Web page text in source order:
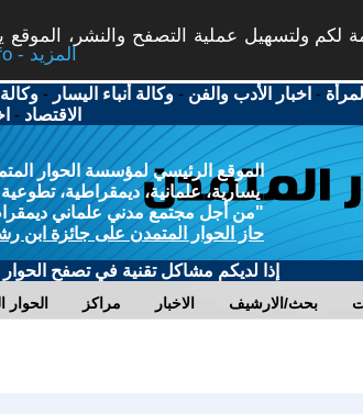
لكم ولتسهيل عملية التصفح والنشر،
More info - المزيد
- اخبار الأدب والفن -وكالة أنباء اليسار -وكالة
الاقتصاد -
الموقع الرئيسي لمؤسسة الحوار
يسارية، علمانية، ديمقراطية،
"من أجل مجتمع مدني علماني
حاز الحوار المتمدن على جائزة ابن
إذا لديكم مشاكل تقنية في تصفح الحوار
الحوار مراكز الاخبار بحث/الارشيف